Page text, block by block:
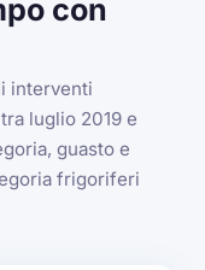
con
interventi
luglio 2019 e
guasto e
frigoriferi